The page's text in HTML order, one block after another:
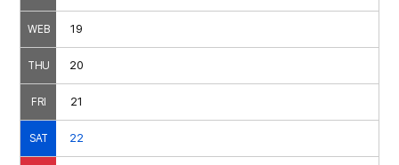
WEB 19
THU 20
FRI 21
SAT 22